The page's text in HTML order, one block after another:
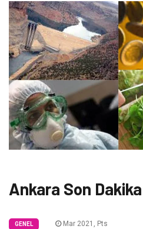
Ankara Son
GENEL Mar 2021, Pts